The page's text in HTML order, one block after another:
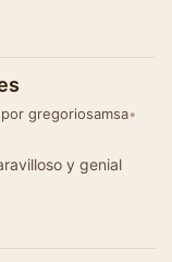
gregoriosamsa•
y genial